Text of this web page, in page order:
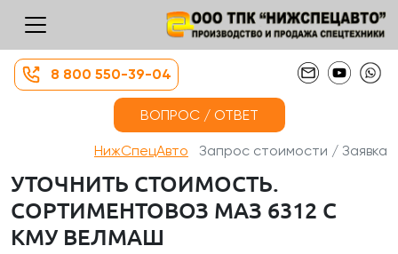
8 800 550-39-04
ВОПРОС / ОТВЕТ
НижСпецАвто Запрос стоимости / Заявка
УТОЧНИТЬ СТОИМОСТЬ.
СОРТИМЕНТОВОЗ МАЗ 6312 С
КМУ ВЕЛМАШ